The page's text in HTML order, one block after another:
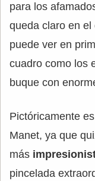
para los
queda claro en
puede ver en
cuadro como los
buque con
Pictóricamente
Manet, ya que
más
pincelada